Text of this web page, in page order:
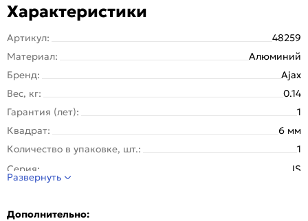
Характеристики
Артикул:
48259
Материал:
Алюминий
Бренд:
Ajax
Вес, кг:
0.14
Гарантия (лет):
1
Квадрат:
6 мм
Количество в упаковке, шт.:
1
Серия:
JS
Развернуть
Дополнительно: